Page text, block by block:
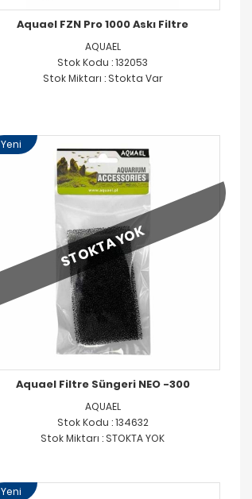
Aquael FZN Pro 1000 Askı Filtre
AQUAEL
Stok Kodu : 132053
Stok Miktarı : Stokta Var
Yeni
STOKTA YOK
Aquael Filtre Süngeri NEO -300
AQUAEL
Stok Kodu : 134632
Stok Miktarı : STOKTA YOK
Yeni